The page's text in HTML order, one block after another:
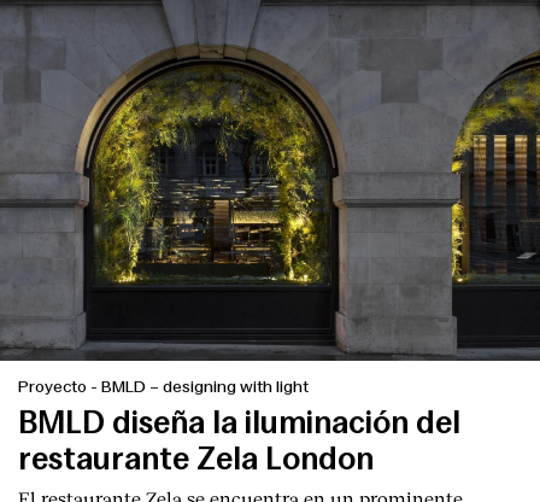
Proyecto - BMLD – designing with light
BMLD diseña la iluminación del
restaurante Zela London